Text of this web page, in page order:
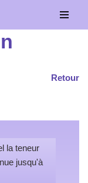
Retour
la teneur
jusqu'à